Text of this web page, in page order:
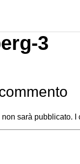
3
non sarà pubblicato.